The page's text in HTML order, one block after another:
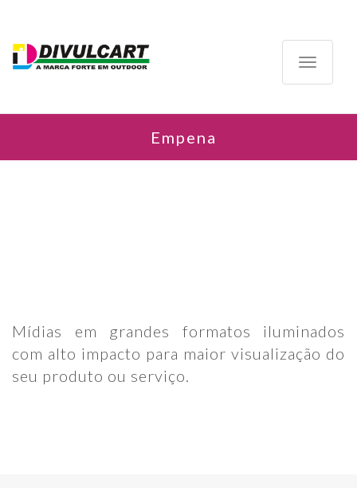
Toggle
Empena
Mídias em grandes formatos iluminados
com alto impacto para maior visualização do
seu produto ou serviço.